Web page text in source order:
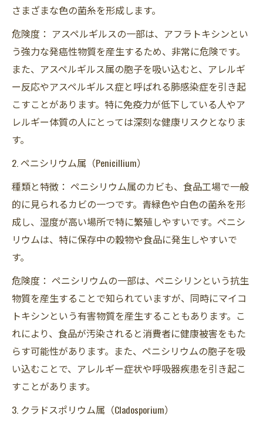
さまざまな色の菌糸を形成します。
危険度： アスペルギルスの一部は、アフラトキシンとい
う強力な発癌性物質を産生するため、非常に危険です。
また、アスペルギルス属の胞子を吸い込むと、アレルギ
ー反応やアスペルギルス症と呼ばれる肺感染症を引き起
こすことがあります。特に免疫力が低下している人やア
レルギー体質の人にとっては深刻な健康リスクとなりま
す。
2. ペニシリウム属（Penicillium）
種類と特徴： ペニシリウム属のカビも、食品工場で一般
的に見られるカビの一つです。青緑色や白色の菌糸を形
成し、湿度が高い場所で特に繁殖しやすいです。ペニシ
リウムは、特に保存中の穀物や食品に発生しやすいで
す。
危険度： ペニシリウムの一部は、ペニシリンという抗生
物質を産生することで知られていますが、同時にマイコ
トキシンという有害物質を産生することもあります。こ
れにより、食品が汚染されると消費者に健康被害をもた
らす可能性があります。また、ペニシリウムの胞子を吸
い込むことで、アレルギー症状や呼吸器疾患を引き起こ
すことがあります。
3. クラドスポリウム属（Cladosporium）